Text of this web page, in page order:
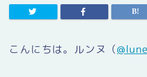
こんにちは。ルンヌ（